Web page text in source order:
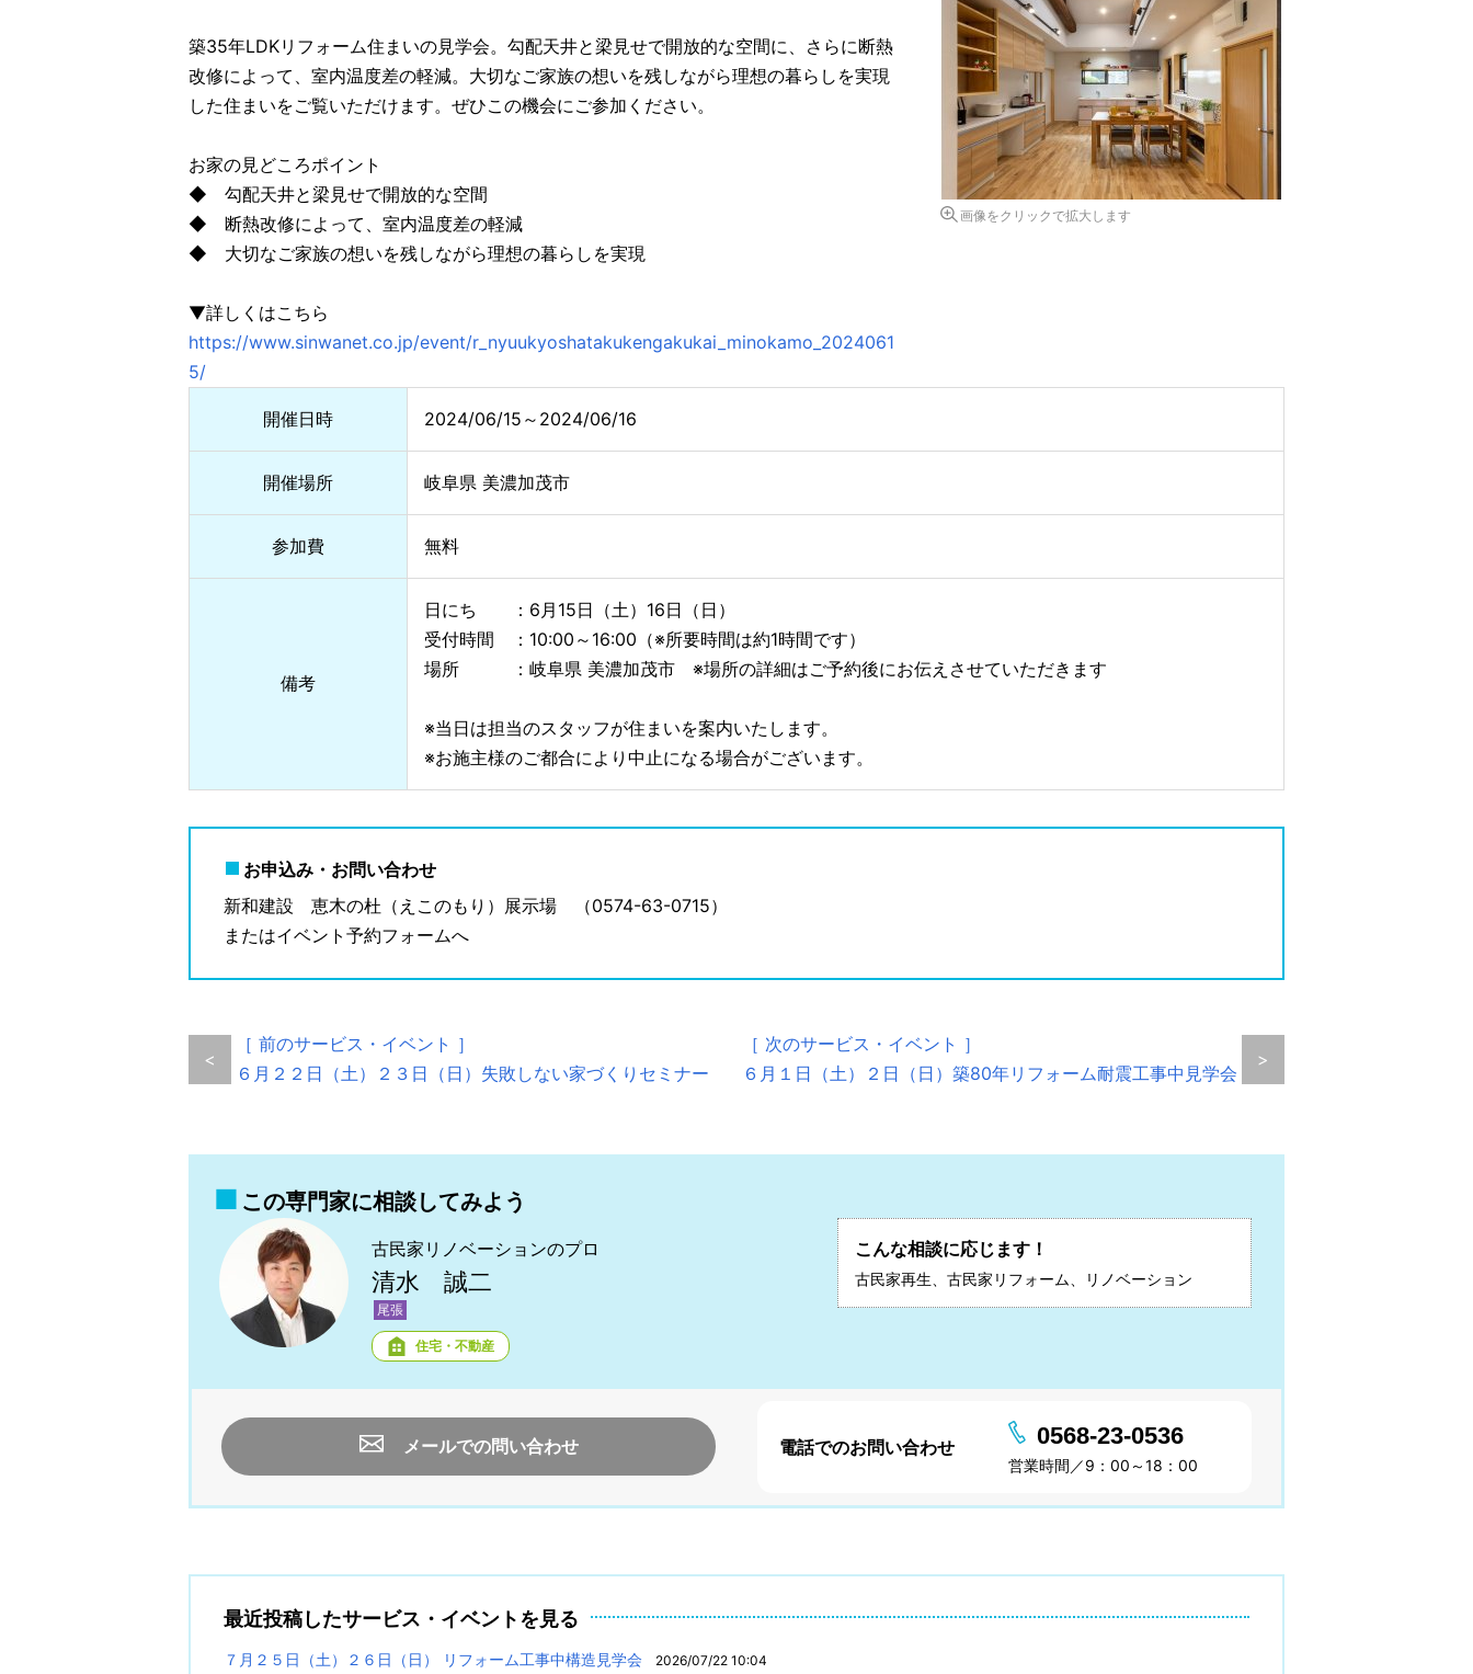
築35年LDKリフォーム住まいの見学会。勾配天井と梁見せで開放的な空間に、さらに断熱
改修によって、室内温度差の軽減。大切なご家族の想いを残しながら理想の暮らしを実現
した住まいをご覧いただけます。ぜひこの機会にご参加ください。
お家の見どころポイント
◆ 勾配天井と梁見せで開放的な空間
◆ 断熱改修によって、室内温度差の軽減
◆ 大切なご家族の想いを残しながら理想の暮らしを実現
▼詳しくはこちら
https://www.sinwanet.co.jp/event/r_nyuukyoshatakukengakukai_minokamo_2024061
5/
画像をクリックで拡大します
開催日時 2024/06/15～2024/06/16
開催場所 岐阜県 美濃加茂市
参加費 無料
備考
日にち ：6月15日（土）16日（日）
受付時間 ：10:00～16:00（※所要時間は約1時間です）
場所 ：岐阜県 美濃加茂市 ※場所の詳細はご予約後にお伝えさせていただきます
※当日は担当のスタッフが住まいを案内いたします。
※お施主様のご都合により中止になる場合がございます。
お申込み・お問い合わせ
新和建設 恵木の杜（えこのもり）展示場 （0574-63-0715）
またはイベント予約フォームへ
<
［ 前のサービス・イベント ］
６月２２日（土）２３日（日）失敗しない家づくりセミナー
［ 次のサービス・イベント ］
６月１日（土）２日（日）築80年リフォーム耐震工事中見学会
>
この専門家に相談してみよう
古民家リノベーションのプロ
清水 誠二
尾張
住宅・不動産
こんな相談に応じます！
古民家再生、古民家リフォーム、リノベーション
メールでの問い合わせ 電話でのお問い合わせ 0568-23-0536
営業時間／9：00～18：00
最近投稿したサービス・イベントを見る
７月２５日（土）２６日（日） リフォーム工事中構造見学会 2026/07/22 10:04